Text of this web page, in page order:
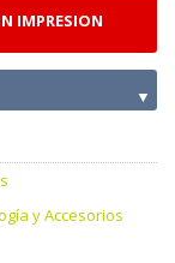
IMPRESION
▼
y Accesorios